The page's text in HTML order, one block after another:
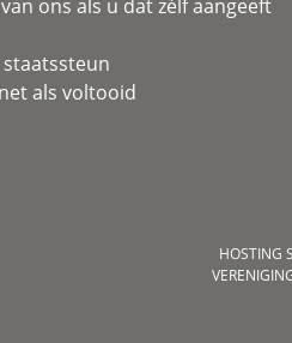
ons als u dat zélf aangeeft
staatssteun
als voltooid
HOSTING